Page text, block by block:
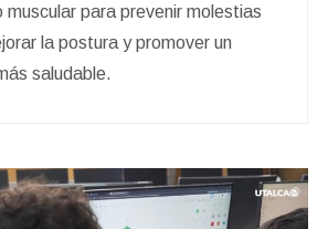
muscular para prevenir molestias
la postura y promover un
saludable.